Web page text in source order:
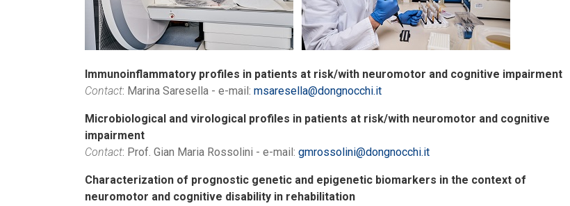
Immunoinflammatory profiles in patients at risk/with neuromotor and cognitive impairment
Contact: Marina Saresella - e-mail: msaresella@dongnocchi.it
Microbiological and virological profiles in patients at risk/with neuromotor and cognitive
impairment
Contact: Prof. Gian Maria Rossolini - e-mail: gmrossolini@dongnocchi.it
Characterization of prognostic genetic and epigenetic biomarkers in the context of
neuromotor and cognitive disability in rehabilitation